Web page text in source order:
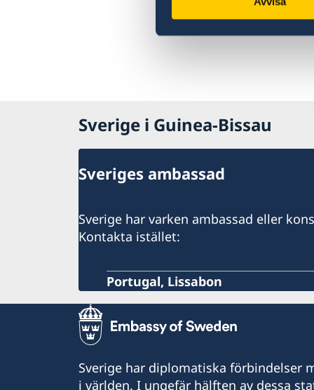
Sverige i Guinea-Bissau
Sveriges ambassad
Sverige har varken ambassad eller
Kontakta istället:
Portugal, Lissabon
Sverige har diplomatiska förbindelser
i världen. I ungefär hälften av dessa